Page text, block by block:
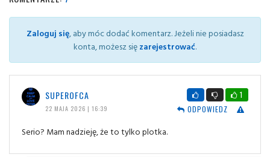
Zaloguj się, aby móc dodać komentarz. Jeżeli nie posiadasz
konta, możesz sięzarejestrować.
SUPEROFCA
22 MAJA 2026 | 16:39
1
ODPOWIEDZ
Serio? Mam nadzieję, że to tylko plotka.